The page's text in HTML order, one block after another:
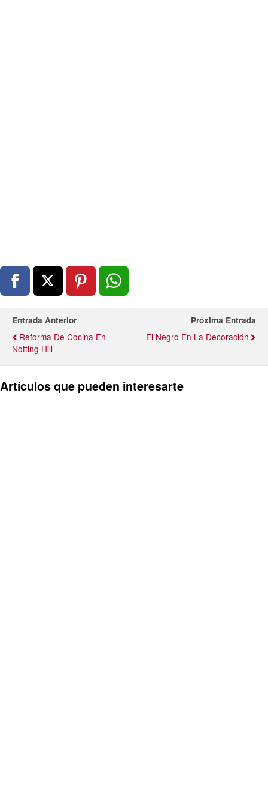
Entrada Anterior
Reforma De Cocina En
Notting Hill
Próxima Entrada
El Negro En La Decoración
Artículos que pueden interesarte